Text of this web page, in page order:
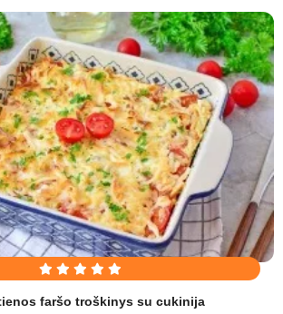
faršo troškinys su cukinija